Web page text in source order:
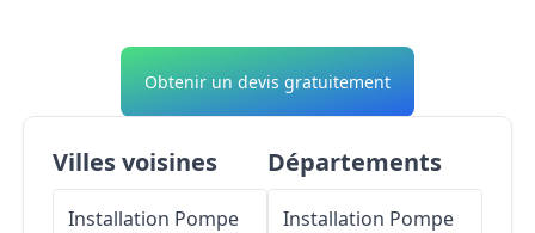
Obtenir un devis gratuitement
Villes voisines
Installation Pompe
Départements
Installation Pompe